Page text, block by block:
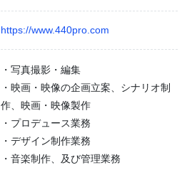
https://www.440pro.com
・写真撮影・編集
・映画・映像の企画立案、シナリオ制
作、映画・映像製作
・プロデュース業務
・デザイン制作業務
・音楽制作、及び管理業務